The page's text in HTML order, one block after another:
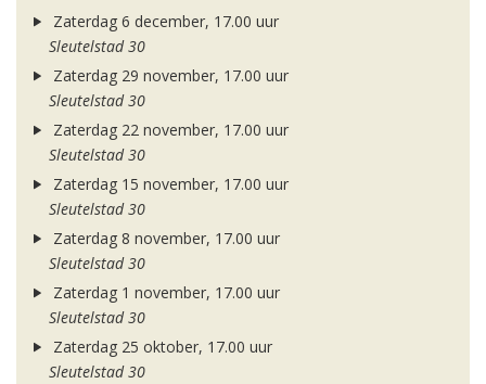
Zaterdag 6 december, 17.00 uur
Sleutelstad 30
Zaterdag 29 november, 17.00 uur
Sleutelstad 30
Zaterdag 22 november, 17.00 uur
Sleutelstad 30
Zaterdag 15 november, 17.00 uur
Sleutelstad 30
Zaterdag 8 november, 17.00 uur
Sleutelstad 30
Zaterdag 1 november, 17.00 uur
Sleutelstad 30
Zaterdag 25 oktober, 17.00 uur
Sleutelstad 30